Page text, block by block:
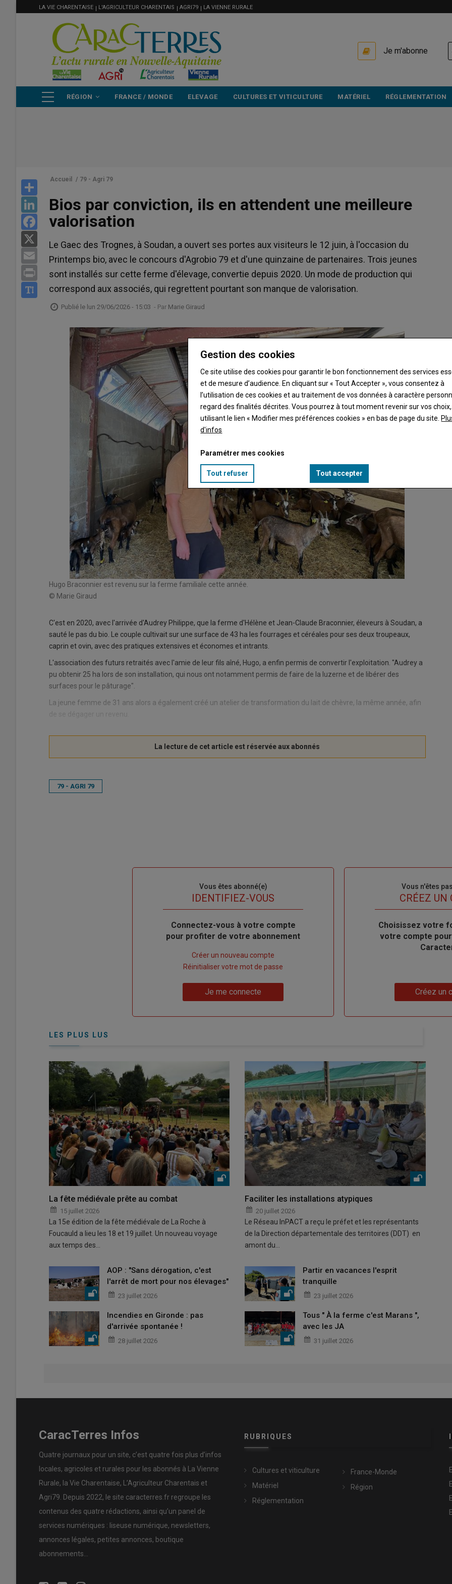
MENU
FILIÈRE
LA VIE CHARENTAISE L'AGRICULTEUR CHARENTAIS AGRI79 LA VIENNE RURALE
Je m'abonne
PRINCIPALE
RÉGION FRANCE / MONDE ELEVAGE CULTURES ET VITICULTURE MATÉRIEL RÉGLEMENTATION
LinkedIn
Facebook
Email
Print
Accueil / 79 - Agri 79
Bios par conviction, ils en attendent une meilleure
valorisation
Le Gaec des Trognes, à Soudan, a ouvert ses portes aux visiteurs le 12 juin, à l'occasion du
Printemps bio, avec le concours d'Agrobio 79 et d'une quinzaine de partenaires. Trois jeunes
sont installés sur cette ferme d'élevage, convertie depuis 2020. Un mode de production qui
correspond aux associés, qui regrettent pourtant son manque de valorisation.
Publié le lun 29/06/2026 - 15:03 - Par Marie Giraud
Hugo Braconnier est revenu sur la ferme familiale cette année.
© Marie Giraud
C'est en 2020, avec l'arrivée d'Audrey Philippe, que la ferme d'Hélène et Jean-Claude Braconnier, éleveurs à Soudan, a
sauté le pas du bio. Le couple cultivait sur une surface de 43 ha les fourrages et céréales pour ses deux troupeaux,
caprin et ovin, avec des pratiques extensives et économes et intrants.
L'association des futurs retraités avec l'amie de leur fils aîné, Hugo, a enfin permis de convertir l'exploitation. "Audrey a
pu obtenir 25 ha lors de son installation, qui nous ont notamment permis de faire de la luzerne et de libérer des
surfaces pour le pâturage".
La jeune femme de 31 ans alors a également créé un atelier de transformation du lait de chèvre, la même année, afin
79 - AGRI 79
Vous êtes abonné(e)
IDENTIFIEZ-VOUS
Body
Connectez-vous à votre compte
pour profiter de votre abonnement
compte"
Créer un nouveau compte
Réinitialiser votre mot de passe
Je me connecte
Vous n'êtes
TITRECRÉEZ UN
Body
Choisissez votre
votre compte
Créez un
LES PLUS LUS
La fête médiévale prête au combat
15 juillet 2026
La 15e édition de la fête médiévale de La Roche à
Foucauld a lieu les 18 et 19 juillet. Un nouveau voyage
aux temps des…
Faciliter les installations atypiques
20 juillet 2026
Le Réseau InPACT a reçu le préfet et les représentants
de la Direction départementale des territoires (DDT) en
amont du…
AOP : "Sans dérogation, c'est
l'arrêt de mort pour nos élevages"
23 juillet 2026
Partir en vacances l'esprit
tranquille
23 juillet 2026
Incendies en Gironde : pas
d'arrivée spontanée !
28 juillet 2026
Tous " À la ferme c'est Marans ",
avec les JA
31 juillet 2026
CaracTerres Infos
Quatre journaux pour un site, c’est quatre fois plus d’infos
locales, agricoles et rurales pour les abonnés à La Vienne
Rurale, la Vie Charentaise, L’Agriculteur Charentais et
Agri79. Depuis 2022, le site caracterres.fr regroupe les
contenus des quatre rédactions, ainsi qu’un panel de
services numériques : liseuse numérique, newsletters,
annonces légales, petites annonces, boutique
abonnements…
RUBRIQUES
Cultures et viticulture
Matériel
Réglementation
France-Monde
Région
Gestion des cookies
Ce site utilise des cookies pour garantir le bon fonctionnement des services
et de mesure d’audience. En cliquant sur « Tout Accepter », vous consentez à
l’utilisation de ces cookies et au traitement de vos données à caractère
regard des finalités décrites. Vous pourrez à tout moment revenir sur vos
utilisant le lien « Modifier mes préférences cookies » en bas de page du site.
d'infos
Paramétrer mes cookies
Tout refuser Tout accepter